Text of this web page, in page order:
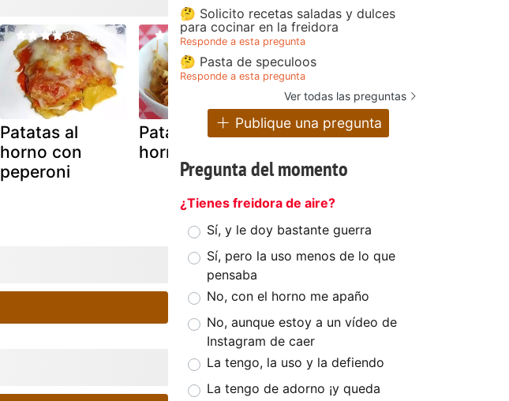
Patatas al
horno con
peperoni
Patatas paja al
horno
Panga al horno
🤔 Solicito recetas saladas y dulces
para cocinar en la freidora
Responde a esta pregunta
🤔 Pasta de speculoos
Responde a esta pregunta
Ver todas las preguntas
Publique una pregunta
Pregunta del momento
¿Tienes freidora de aire?
Sí, y le doy bastante guerra
Sí, pero la uso menos de lo que
pensaba
No, con el horno me apaño
No, aunque estoy a un vídeo de
Instagram de caer
La tengo, la uso y la defiendo
La tengo de adorno ¡y queda